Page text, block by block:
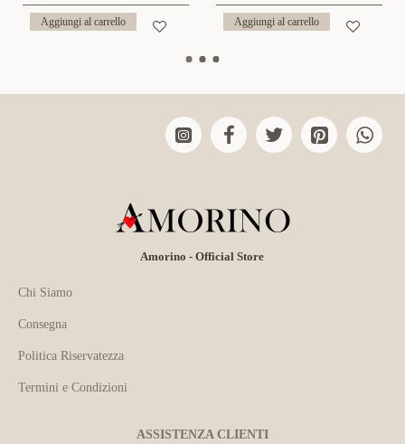
Aggiungi al carrello Aggiungi al carrello
Amorino - Official Store
Chi Siamo
Consegna
Politica Riservatezza
Termini e Condizioni
ASSISTENZA CLIENTI